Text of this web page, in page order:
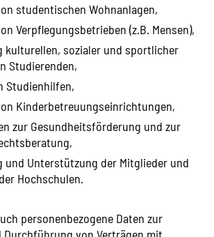
studentischen Wohnanlagen,
Verpflegungsbetrieben (z.B. Mensen),
kulturellen, sozialer und sportlicher
Studierenden,
Studienhilfen,
Kinderbetreuungseinrichtungen,
zur Gesundheitsförderung und zur
und Unterstützung der Mitglieder und
Hochschulen.
personenbezogene Daten zur
von Verträgen mit